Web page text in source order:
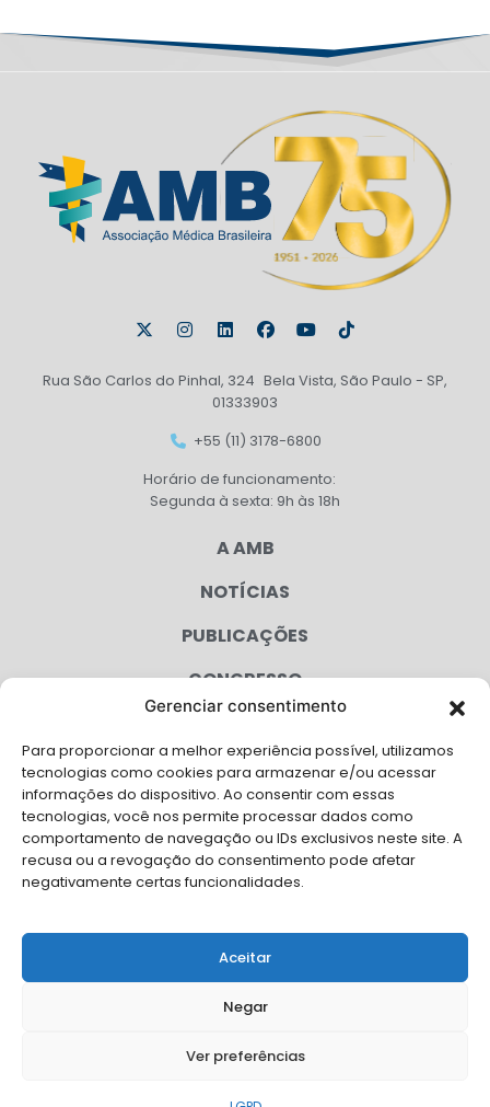
Gerenciar consentimento
Para proporcionar a melhor experiência possível, utilizamos
tecnologias como cookies para armazenar e/ou acessar
informações do dispositivo. Ao consentir com essas
tecnologias, você nos permite processar dados como
comportamento de navegação ou IDs exclusivos neste site. A
recusa ou a revogação do consentimento pode afetar
negativamente certas funcionalidades.
Aceitar
Negar
Ver preferências
Rua São Carlos do Pinhal, 324 Bela Vista, São Paulo - SP,
01333903
+55 (11) 3178-6800
Horário de funcionamento:
Segunda à sexta: 9h às 18h
A AMB
NOTÍCIAS
PUBLICAÇÕES
CONGRESSO
CAMPANHAS
SERVIÇOS
FILIADAS
FALE CONOSCO
Solicite Apoio Institucional da AMB para o seu evento